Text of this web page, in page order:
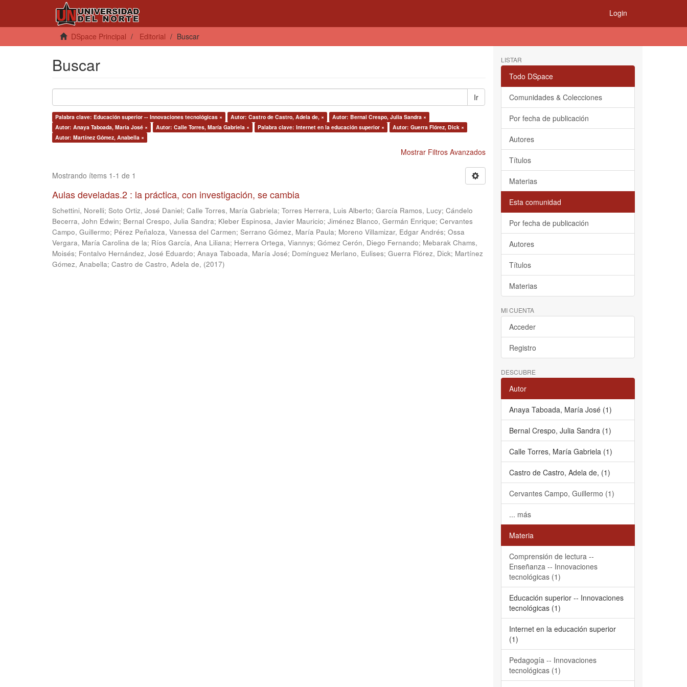
Login
DSpace Principal Editorial Buscar
Buscar
Ir
Palabra clave: Educación superior -- Innovaciones tecnológicas × Autor: Castro de Castro, Adela de, ×
Autor: Bernal Crespo, Julia Sandra ×
Autor: Anaya Taboada, María José ×
Autor: Calle Torres, María Gabriela × Palabra clave: Internet en la educación superior ×
Autor: Guerra Flórez, Dick ×
Autor: Martínez Gómez, Anabella ×
Mostrar Filtros Avanzados
Mostrando ítems 1-1 de 1
Aulas develadas.2 : la práctica, con investigación, se cambia
Schettini, Norelli; Soto Ortiz, José Daniel; Calle Torres, María Gabriela; Torres Herrera, Luis Alberto; García Ramos, Lucy; Cándelo
Becerra, John Edwin; Bernal Crespo, Julia Sandra; Kleber Espinosa, Javier Mauricio; Jiménez Blanco, Germán Enrique; Cervantes
Campo, Guillermo; Pérez Peñaloza, Vanessa del Carmen; Serrano Gómez, María Paula; Moreno Villamizar, Edgar Andrés; Ossa
Vergara, María Carolina de la; Ríos García, Ana Liliana; Herrera Ortega, Viannys; Gómez Cerón, Diego Fernando; Mebarak Chams,
Moisés; Fontalvo Hernández, José Eduardo; Anaya Taboada, María José; Domínguez Merlano, Eulises; Guerra Flórez, Dick; Martínez
Gómez, Anabella; Castro de Castro, Adela de, (2017)
LISTAR
Todo DSpace
Comunidades & Colecciones
Por fecha de publicación
Autores
Títulos
Materias
Esta comunidad
Por fecha de publicación
Autores
Títulos
Materias
MI CUENTA
Acceder
Registro
DESCUBRE
Autor
Anaya Taboada, María José (1)
Bernal Crespo, Julia Sandra (1)
Calle Torres, María Gabriela (1)
Castro de Castro, Adela de, (1)
Cervantes Campo, Guillermo (1)
... más
Materia
Comprensión de lectura --
Enseñanza -- Innovaciones
tecnológicas (1)
Educación superior -- Innovaciones
tecnológicas (1)
Internet en la educación superior
(1)
Pedagogía -- Innovaciones
tecnológicas (1)